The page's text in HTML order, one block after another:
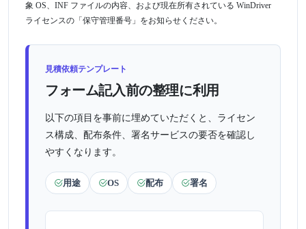
象 OS、INF ファイルの内容、および現在所有されている WinDriver
ライセンスの「保守管理番号」をお知らせください。
見積依頼テンプレート
フォーム記入前の整理に利用
以下の項目を事前に埋めていただくと、ライセン
ス構成、配布条件、署名サービスの要否を確認し
やすくなります。
用途 OS 配布 署名